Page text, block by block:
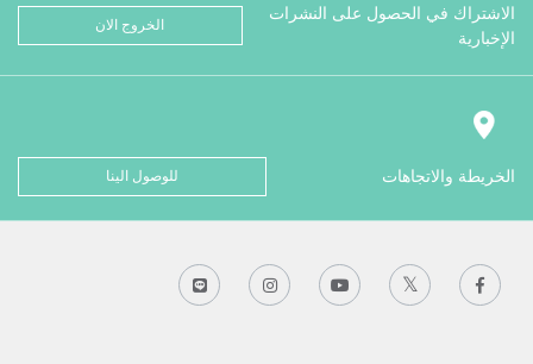
الاشتراك في الحصول على النشرات
الإخبارية
الخروج الان
الخريطة والاتجاهات للوصول الينا